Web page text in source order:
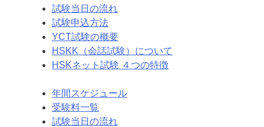
試験当日の流れ
試験申込方法
YCT試験の概要
HSKK（会話試験）について
HSKネット試験 ４つの特徴
年間スケジュール
受験料一覧
試験当日の流れ